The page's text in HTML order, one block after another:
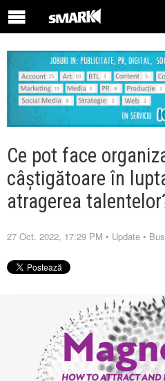
Ce pot face
câștigătoare în
atragerea
27 Oct. 2022, 17:29 PM • Update •